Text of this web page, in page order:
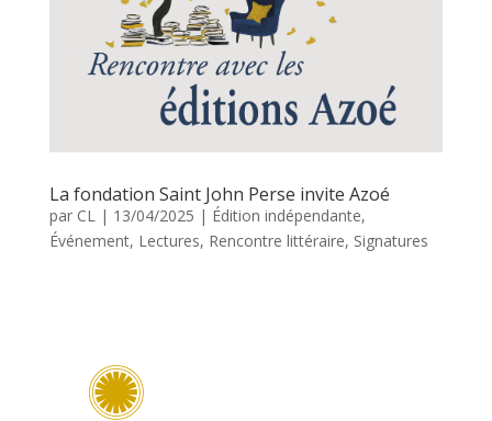
La fondation Saint John Perse invite Azoé
par CL | 13/04/2025 | Édition indépendante,
Événement, Lectures, Rencontre littéraire, Signatures
